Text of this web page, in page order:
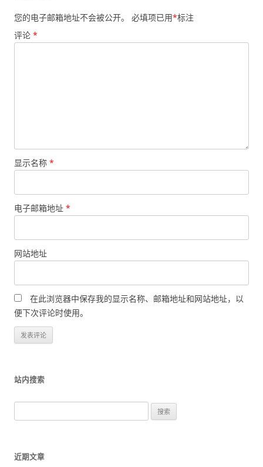
您的电子邮箱地址不会被公开。 必填项已用*标注
评论 *
显示名称 *
电子邮箱地址 *
网站地址
在此浏览器中保存我的显示名称、邮箱地址和网站地址，以
便下次评论时使用。
站内搜索
索
近期文章